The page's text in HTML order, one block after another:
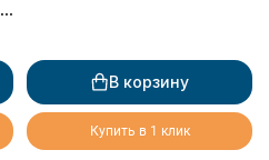
В корзину
Купить в 1 клик